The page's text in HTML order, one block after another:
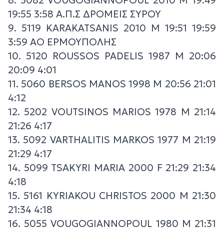
19:55 3:58 Α.Π.Σ ΔΡΟΜΕΙΣ ΣΥΡΟΥ
9. 5119 KARAKATSANIS 2010 M 19:51 19:59
3:59 ΑΟ ΕΡΜΟΥΠΟΛΗΣ
10. 5120 ROUSSOS PADELIS 1987 M 20:06
20:09 4:01
11. 5060 BERSOS MANOS 1998 M 20:56 21:01
4:12
12. 5202 VOUTSINOS MARIOS 1978 M 21:14
21:26 4:17
13. 5092 VARTHALITIS MARKOS 1977 M 21:19
21:29 4:17
14. 5099 TSAKYRI MARIA 2000 F 21:29 21:34
4:18
15. 5161 KYRIAKOU CHRISTOS 2000 M 21:30
21:34 4:18
16. 5055 VOUGOGIANNOPOUL 1980 M 21:31